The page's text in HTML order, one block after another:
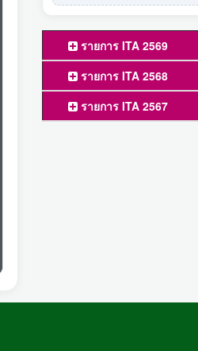
รายการ ITA 2569
รายการ ITA 2568
รายการ ITA 2567